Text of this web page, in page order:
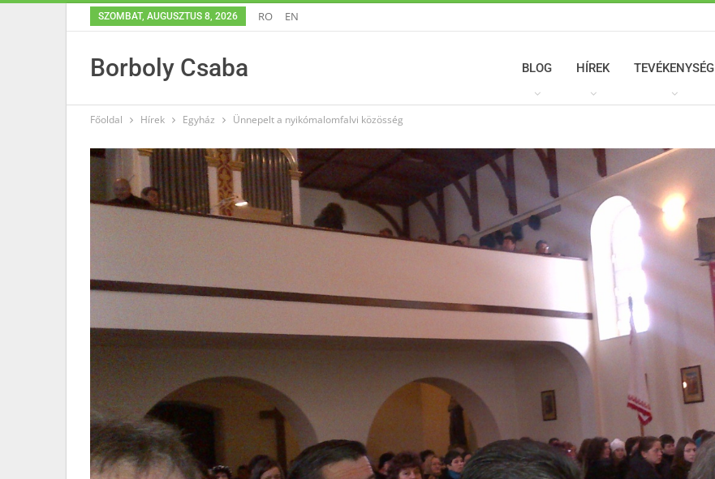
SZOMBAT, AUGUSZTUS 8, 2026 RO EN
Borboly Csaba BLOG HÍREK TEVÉKENYSÉG
Főoldal Hírek Egyház Ünnepelt a nyikómalomfalvi közösség